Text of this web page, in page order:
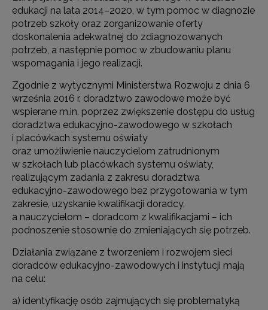
edukacji na lata 2014–2020, w tym pomoc w diagnozie
potrzeb szkoły oraz zorganizowanie oferty
doskonalenia adekwatnej do zdiagnozowanych
potrzeb, a następnie pomoc w zbudowaniu planu
wspomagania i jego realizacji.
Zgodnie z wytycznymi Ministerstwa Rozwoju z dnia 6
września 2016 r. doradztwo zawodowe może być
wspierane m.in. poprzez zwiększenie dostępu do usług
doradztwa edukacyjno-zawodowego w szkołach
i placówkach systemu oświaty
oraz umożliwienie nauczycielom zatrudnionym
w szkołach lub placówkach systemu oświaty,
realizującym zadania z zakresu doradztwa
edukacyjno-zawodowego bez przygotowania w tym
zakresie, uzyskanie kwalifikacji doradcy,
a nauczycielom – doradcom z kwalifikacjami − ich
podnoszenie stosownie do zmieniających się potrzeb.
Działania związane z tworzeniem i rozwojem sieci
doradców edukacyjno-zawodowych i instytucji mają
na celu:
a) identyfikację osób zajmujących się problematyką